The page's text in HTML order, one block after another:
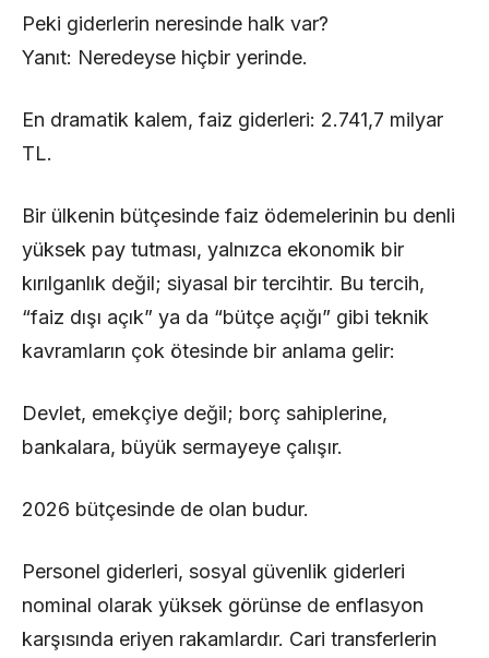
Peki giderlerin neresinde halk var?
Yanıt: Neredeyse hiçbir yerinde.
En dramatik kalem, faiz giderleri: 2.741,7 milyar
TL.
Bir ülkenin bütçesinde faiz ödemelerinin bu denli
yüksek pay tutması, yalnızca ekonomik bir
kırılganlık değil; siyasal bir tercihtir. Bu tercih,
“faiz dışı açık” ya da “bütçe açığı” gibi teknik
kavramların çok ötesinde bir anlama gelir:
Devlet, emekçiye değil; borç sahiplerine,
bankalara, büyük sermayeye çalışır.
2026 bütçesinde de olan budur.
Personel giderleri, sosyal güvenlik giderleri
nominal olarak yüksek görünse de enflasyon
karşısında eriyen rakamlardır. Cari transferlerin